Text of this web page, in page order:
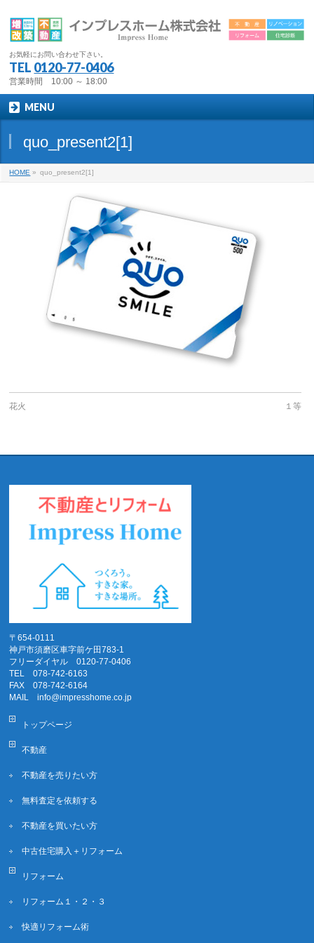
お気軽にお問い合わせ下さい。
TEL 0120-77-0406
営業時間 10:00 ～ 18:00
MENU
quo_present2[1]
HOME » quo_present2[1]
花火 １等
〒654-0111
神戸市須磨区車字前ケ田783-1
フリーダイヤル 0120-77-0406
TEL 078-742-6163
FAX 078-742-6164
MAIL info@impresshome.co.jp
トップページ
不動産
不動産を売りたい方
無料査定を依頼する
不動産を買いたい方
中古住宅購入＋リフォーム
リフォーム
リフォーム１・２・３
快適リフォーム術